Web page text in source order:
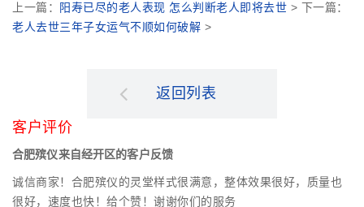
上一篇：
阳寿已尽的老人表现 怎么判断老人即将去世 > 下一篇：
老人去世三年子女运气不顺如何破解 >
返回列表
客户评价
合肥殡仪来自经开区的客户反馈
诚信商家！合肥殡仪的灵堂样式很满意，整体效果很好，质量也
很好，速度也快！给个赞！谢谢你们的服务